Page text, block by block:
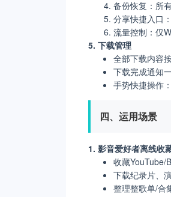
备份恢复：所
分享快捷入口
流量控制：仅
5. 下载管理
全部下载内容
下载完成通知
手势快捷操作
四、运用场景
1. 影音爱好者离线收
收藏YouTube/
下载纪录片、
整理整歌单/合